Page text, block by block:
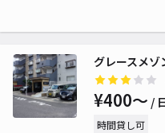
グレースメゾ
¥400〜 /
時間貸し可